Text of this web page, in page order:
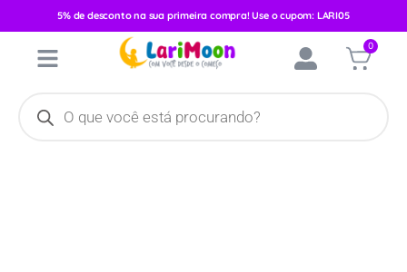
5% de desconto na sua primeira compra! Use o cupom: LARI05
0
Mamadeiras e Chupetas/Chupetas
/ Chupeta Neopan
Decorada Bico Universal Tamanho 2 Rosa Flamingo 4262